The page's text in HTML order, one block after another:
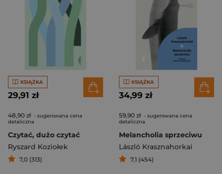
KSIĄŻKA
29,91 zł
48,90 zł - sugerowana cena
detaliczna
Czytać, dużo czytać
Ryszard Koziołek
7,0 (313)
KSIĄŻKA
34,99 zł
59,90 zł - sugerowana cena
detaliczna
Melancholia sprzeciwu
László Krasznahorkai
7,1 (454)